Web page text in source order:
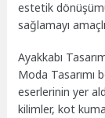
estetik
sağlamayı
Ayakkabı
Moda Tasarımı
eserlerinin yer
kilimler, kot